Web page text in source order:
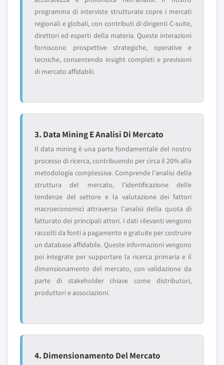
programma di interviste strutturate copre i mercati
regionali e globali, con contributi di dirigenti C-suite,
direttori ed esperti della materia. Queste interazioni
forniscono prospettive strategiche, operative e
tecniche, consentendo insight completi e previsioni
di mercato affidabili.
3. Data Mining E Analisi Di Mercato
Il data mining è una parte fondamentale del nostro
processo di ricerca, contribuendo per circa il 20% alla
metodologia complessiva. Comprende l'analisi della
struttura del mercato, l'identificazione delle
tendenze del settore e la valutazione dei fattori
macroeconomici attraverso l'analisi della quota di
fatturato dei principali attori. I dati rilevanti vengono
raccolti da fonti a pagamento e gratuite per costruire
un database affidabile. Queste informazioni vengono
poi integrate per supportare la ricerca primaria e il
dimensionamento del mercato, con validazione da
parte di stakeholder chiave come distributori,
produttori e associazioni.
4. Dimensionamento Del Mercato